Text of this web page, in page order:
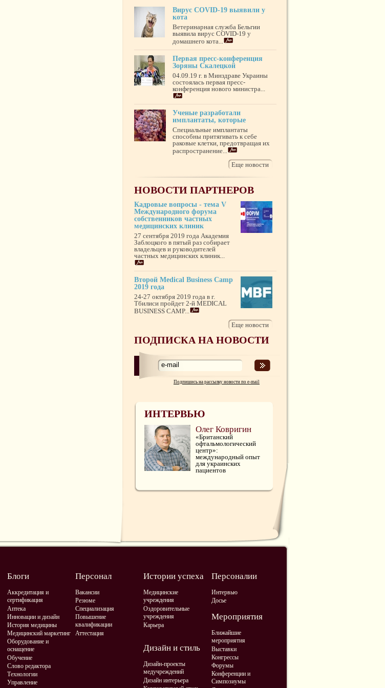
Вирус COVID-19 выявили у
кота
Ветеринарная служба Бельгии
выявила вирус COVID-19 у
домашнего кота...
Первая пресс-конференция
Зоряны Скалецкой
04.09.19 г. в Минздраве Украины
состоялась первая пресс-
конференция нового министра...
Ученые разработали
имплантаты, которые
Специальные имплантаты
способны притягивать к себе
раковые клетки, предотвращая их
распространение...
Еще новости
НОВОСТИ ПАРТНЕРОВ
Кадровые вопросы - тема V
Международного форума
собственников частных
медицинских клиник
27 сентября 2019 года Академия
Заблоцкого в пятый раз собирает
владельцев и руководителей
частных медицинских клиник...
Второй Medical Business Camp
2019 года
24-27 октября 2019 года в г.
Тбилиси пройдет 2-й MEDICAL
BUSINESS CAMP...
Еще новости
ПОДПИСКА НА НОВОСТИ
Подпишись на рассылку новости по e-mail
ИНТЕРВЬЮ
Олег Ковригин
«Британский
офтальмологический
центр»:
международный опыт
для украинских
пациентов
Блоги
Аккредитация и
сертификация
Аптека
Инновации и дизайн
История медицины
Медицинский маркетинг
Оборудование и
оснащение
Обучение
Слово редактора
Технологии
Управление
Персонал
Вакансии
Резюме
Специализация
Повышение
квалификации
Аттестация
Истории успеха
Медицинские
учреждения
Оздоровительные
учреждения
Карьера
Персоналии
Интервью
Досье
Мероприятия
Ближайшие
мероприятия
Выставки
Конгрессы
Форумы
Конференции и
Симпозиумы
Дизайн и стиль
Дизайн-проекты
медучреждений
Дизайн интерьера